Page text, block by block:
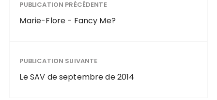
PUBLICATION PRÉCÉDENTE
Marie-Flore - Fancy Me?
PUBLICATION SUIVANTE
Le SAV de septembre de 2014